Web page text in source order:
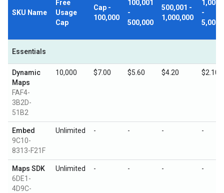
SKU Name
Free
Usage
Cap
Cap -
100,000
100,001
-
500,000
500,001 -
1,000,000
-
Essentials
Dynamic
Maps
FAF4-
3B2D-
51B2
10,000 $7.00 $5.60 $4.20 $2.10
Embed
9C10-
8313-F21F
Unlimited - - - -
Maps SDK
6DE1-
4D9C-
Unlimited - - - -